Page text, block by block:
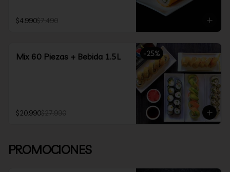
$4.990$7.490
-25%
Mix 60 Piezas + Bebida 1.5L
$20.990$27.990
PROMOCIONES